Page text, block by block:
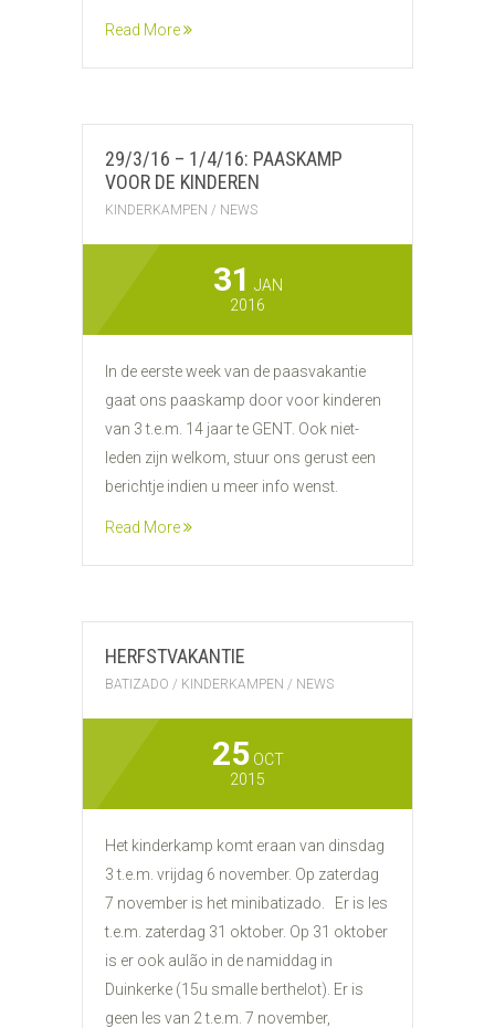
Read More
29/3/16 – 1/4/16: PAASKAMP
VOOR DE KINDEREN
KINDERKAMPEN / NEWS
31 JAN
2016
In de eerste week van de paasvakantie
gaat ons paaskamp door voor kinderen
van 3 t.e.m. 14 jaar te GENT. Ook niet-
leden zijn welkom, stuur ons gerust een
berichtje indien u meer info wenst.
Read More
HERFSTVAKANTIE
BATIZADO / KINDERKAMPEN / NEWS
25OCT
2015
Het kinderkamp komt eraan van dinsdag
3 t.e.m. vrijdag 6 november. Op zaterdag
7 november is het minibatizado. Er is les
t.e.m. zaterdag 31 oktober. Op 31 oktober
is er ook aulão in de namiddag in
Duinkerke (15u smalle berthelot). Er is
geen les van 2 t.e.m. 7 november,